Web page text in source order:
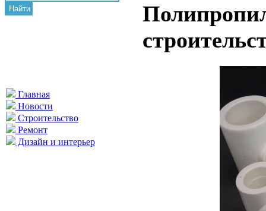
Найти
Главная
Новости
Строительство
Ремонт
Дизайн и интерьер